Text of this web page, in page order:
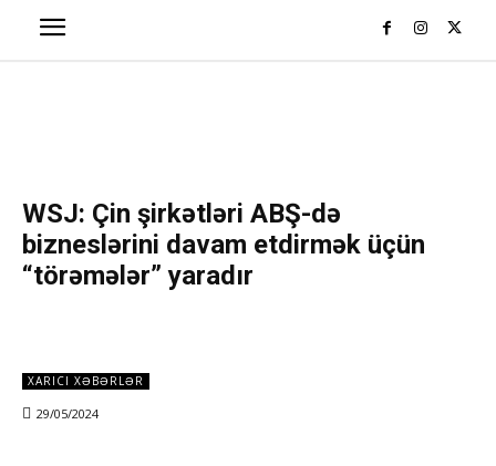
WSJ: Çin şirkətləri ABŞ-də
bizneslərini davam etdirmək üçün
“törəmələr” yaradır
XARICI XƏBƏRLƏR
29/05/2024